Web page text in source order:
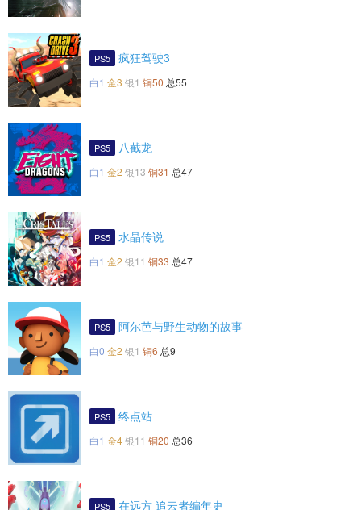
PS5 疯狂驾驶3
白1 金3 银1 铜50 总55
PS5 八截龙
白1 金2 银13 铜31 总47
PS5 水晶传说
白1 金2 银11 铜33 总47
PS5 阿尔芭与野生动物的故事
白0 金2 银1 铜6 总9
PS5 终点站
白1 金4银11 铜20 总36
PS5 在远方 追云者编年史